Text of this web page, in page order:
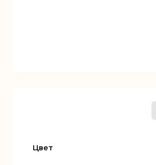
Цвет